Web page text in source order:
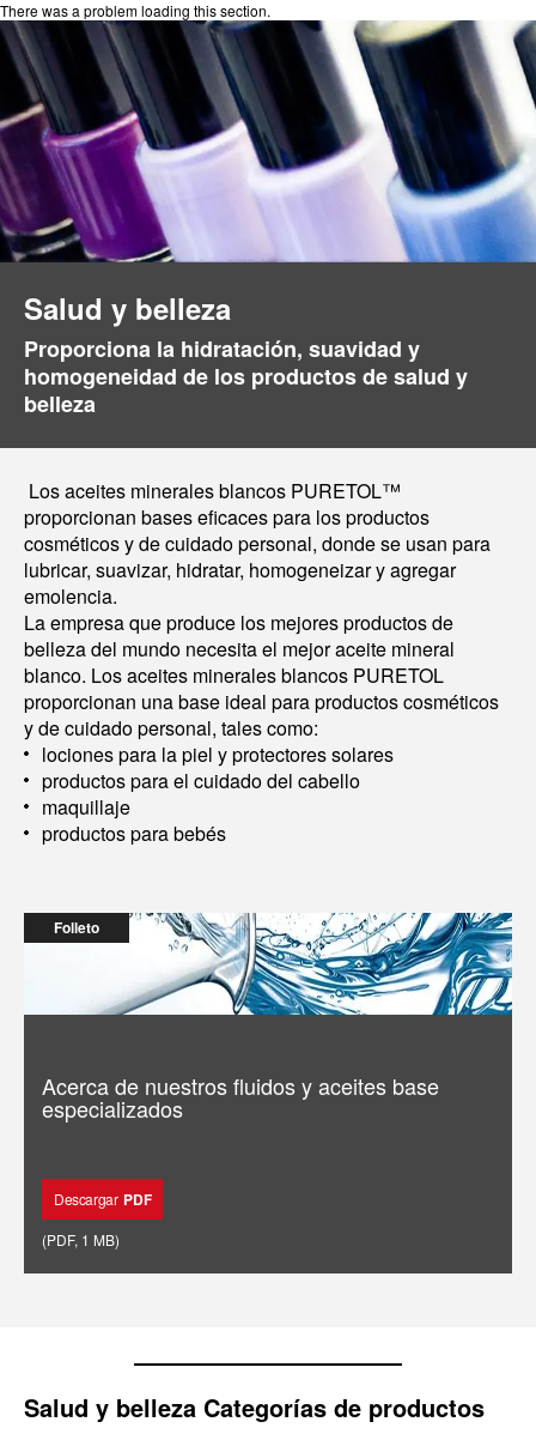
There was a problem loading this section.
Salud y belleza
Proporciona la hidratación, suavidad y
homogeneidad de los productos de salud y
belleza
Los aceites minerales blancos PURETOL™
proporcionan bases eficaces para los productos
cosméticos y de cuidado personal, donde se usan para
lubricar, suavizar, hidratar, homogeneizar y agregar
emolencia.
La empresa que produce los mejores productos de
belleza del mundo necesita el mejor aceite mineral
blanco. Los aceites minerales blancos PURETOL
proporcionan una base ideal para productos cosméticos
y de cuidado personal, tales como:
lociones para la piel y protectores solares
productos para el cuidado del cabello
maquillaje
productos para bebés
Folleto
Acerca de nuestros fluidos y aceites base
especializados
Descargar PDF
(PDF, 1 MB)
Salud y belleza Categorías de productos